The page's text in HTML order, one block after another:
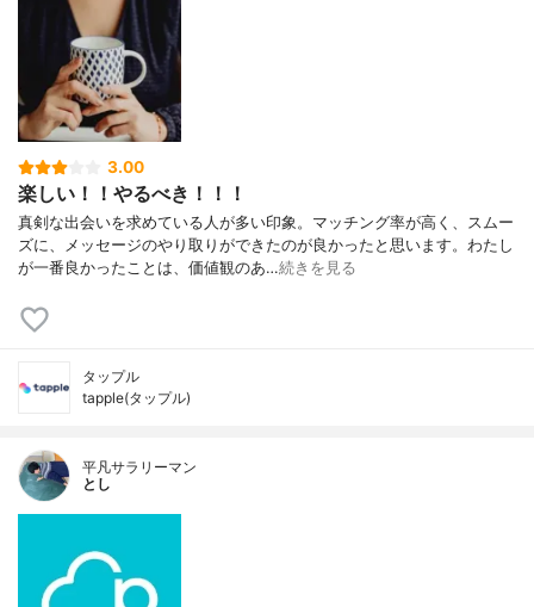
3.00
楽しい！！やるべき！！！
真剣な出会いを求めている人が多い印象。マッチング率が高く、スムー
ズに、メッセージのやり取りができたのが良かったと思います。わたし
が一番良かったことは、価値観のあ…続きを見る
タップル
tapple(タップル)
平凡サラリーマン
とし